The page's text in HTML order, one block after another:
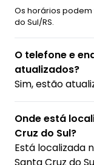
Os horários
do Sul/RS.
O telefone e
atualizados?
Sim, estão
Onde está
Cruz do Sul?
Está localizada
Santa Cruz do